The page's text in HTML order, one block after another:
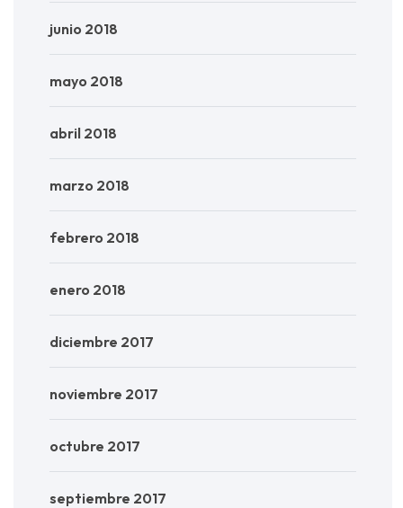
junio 2018
mayo 2018
abril 2018
marzo 2018
febrero 2018
enero 2018
diciembre 2017
noviembre 2017
octubre 2017
septiembre 2017